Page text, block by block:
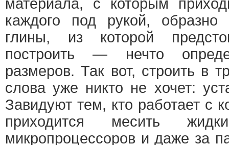
материала, с которым
каждого под рукой, образно
глины, из которой
построить — нечто
размеров. Так вот, строить в
слова уже никто не хочет:
Завидуют тем, кто работает с
приходится месить
микропроцессоров и даже за